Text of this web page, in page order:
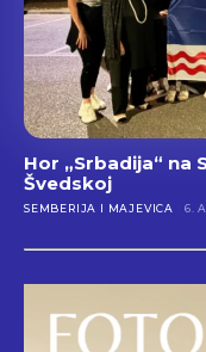
Hor „Srbadija“ na
Švedskoj
SEMBERIJA I MAJEVICA 6.